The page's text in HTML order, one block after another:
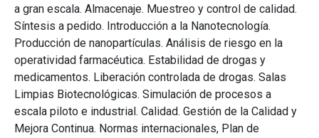
a gran escala. Almacenaje. Muestreo y control de calidad.
Síntesis a pedido. Introducción a la Nanotecnología.
Producción de nanopartículas. Análisis de riesgo en la
operatividad farmacéutica. Estabilidad de drogas y
medicamentos. Liberación controlada de drogas. Salas
Limpias Biotecnológicas. Simulación de procesos a
escala piloto e industrial. Calidad. Gestión de la Calidad y
Mejora Continua. Normas internacionales, Plan de